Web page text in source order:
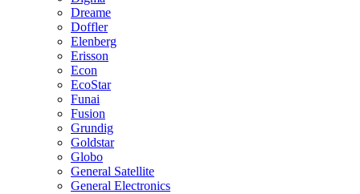
Dreame
Doffler
Elenberg
Erisson
Econ
EcoStar
Funai
Fusion
Grundig
Goldstar
Globo
General Satellite
General Electronics